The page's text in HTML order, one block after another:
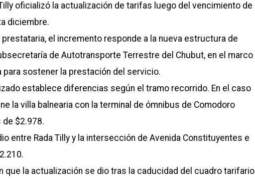
oficializó la actualización de tarifas luego del vencimiento de
diciembre.
el incremento responde a la nueva estructura de
de Autotransporte Terrestre del Chubut, en el marco
para sostener la prestación del servicio.
establece diferencias según el tramo recorrido. En el caso
la villa balnearia con la terminal de ómnibus de Comodoro
de $2.978.
entre Rada Tilly y la intersección de Avenida Constituyentes e
que la actualización se dio tras la caducidad del cuadro tarifario